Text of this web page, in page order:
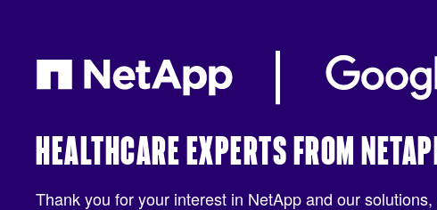
HEALTHCARE EXPERTS FROM
Thank you for your interest in NetApp and our